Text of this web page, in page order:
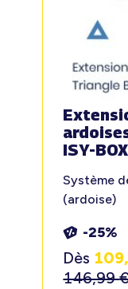
ISY-BOX
Système
(ardoise)
-25%
Dès
146,99